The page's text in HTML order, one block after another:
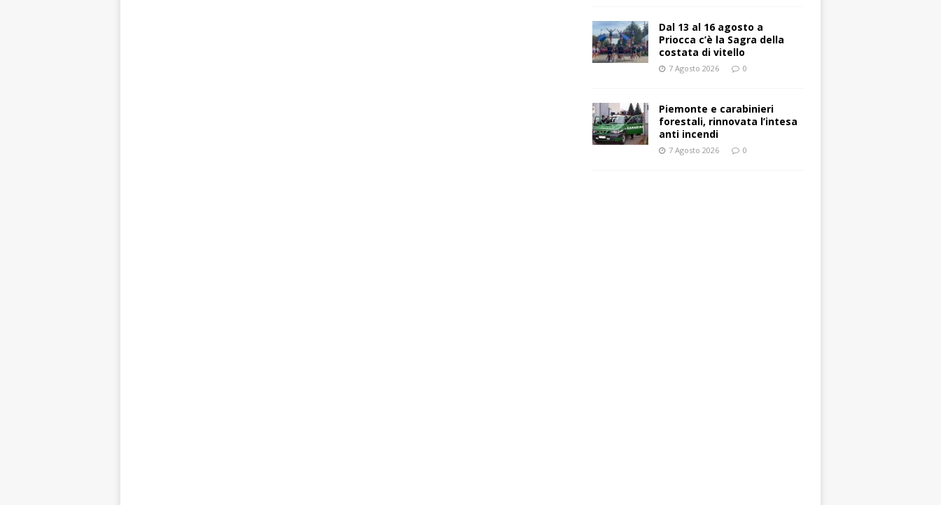
Dal 13 al 16 agosto a
Priocca c’è la Sagra della
costata di vitello
7 Agosto 2026 0
Piemonte e carabinieri
forestali, rinnovata l’intesa
anti incendi
7 Agosto 2026 0